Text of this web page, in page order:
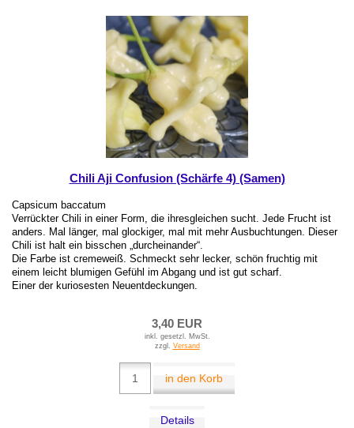
Chili Aji Confusion (Schärfe 4) (Samen)
Capsicum baccatum
Verrückter Chili in einer Form, die ihresgleichen sucht. Jede Frucht ist
anders. Mal länger, mal glockiger, mal mit mehr Ausbuchtungen. Dieser
Chili ist halt ein bisschen „durcheinander“.
Die Farbe ist cremeweiß. Schmeckt sehr lecker, schön fruchtig mit
einem leicht blumigen Gefühl im Abgang und ist gut scharf.
Einer der kuriosesten Neuentdeckungen.
3,40 EUR
inkl. gesetzl. MwSt.
zzgl. Versand
in den Korb
Details